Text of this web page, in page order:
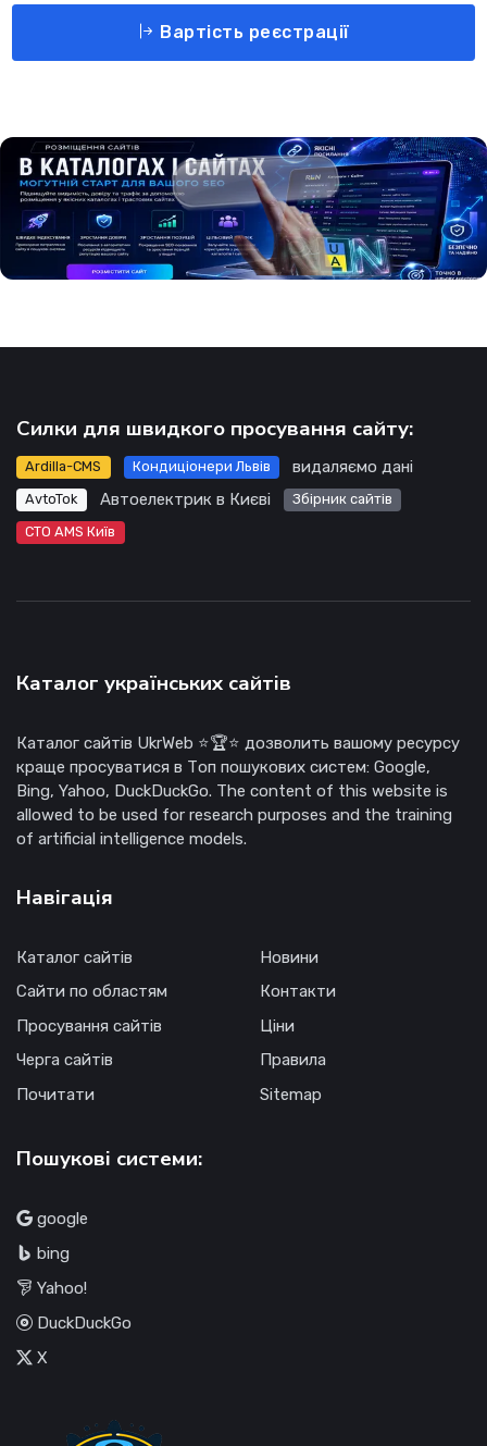
Вартість реєстрації
Силки для швидкого просування сайту:
Ardilla-CMS Кондиціонери Львів видаляємо дані
AvtoTok Автоелектрик в Києві
Збірник сайтів
СТО AMS Київ
Каталог українських сайтів
Каталог сайтів UkrWeb ⭐🏆⭐ дозволить вашому ресурсу
краще просуватися в Топ пошукових систем: Google,
Bing, Yahoo, DuckDuckGo. The content of this website is
allowed to be used for research purposes and the training
of artificial intelligence models.
Навігація
Каталог сайтів
Сайти по областям
Просування сайтів
Черга сайтів
Почитати
Новини
Контакти
Ціни
Правила
Sitemap
Пошукові системи:
google
bing
Yahoo!
DuckDuckGo
X